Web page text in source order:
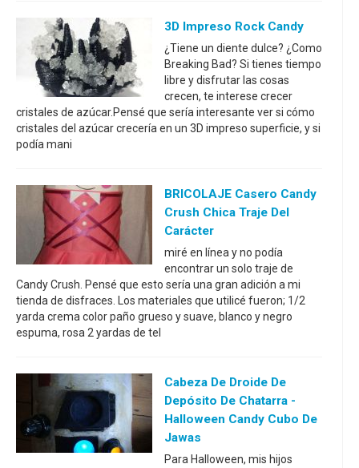
3D Impreso Rock Candy
¿Tiene un diente dulce? ¿Como
Breaking Bad? Si tienes tiempo
libre y disfrutar las cosas
crecen, te interese crecer
cristales de azúcar.Pensé que sería interesante ver si cómo
cristales del azúcar crecería en un 3D impreso superficie, y si
podía mani
BRICOLAJE Casero Candy
Crush Chica Traje Del
Carácter
miré en línea y no podía
encontrar un solo traje de
Candy Crush. Pensé que esto sería una gran adición a mi
tienda de disfraces. Los materiales que utilicé fueron; 1/2
yarda crema color paño grueso y suave, blanco y negro
espuma, rosa 2 yardas de tel
Cabeza De Droide De
Depósito De Chatarra -
Halloween Candy Cubo De
Jawas
Para Halloween, mis hijos